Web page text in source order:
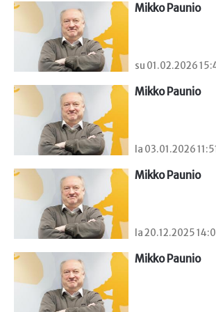
Mikko Paunio
su 01.02.2026
Mikko Paunio
la 03.01.2026
Mikko Paunio
la 20.12.2025
Mikko Paunio